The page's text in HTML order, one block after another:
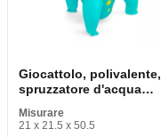
Giocattolo, polivalente,
spruzzatore d'acqua
Astronave 64 x 61 x 102
Misurare
21 x 21.5 x 50.5